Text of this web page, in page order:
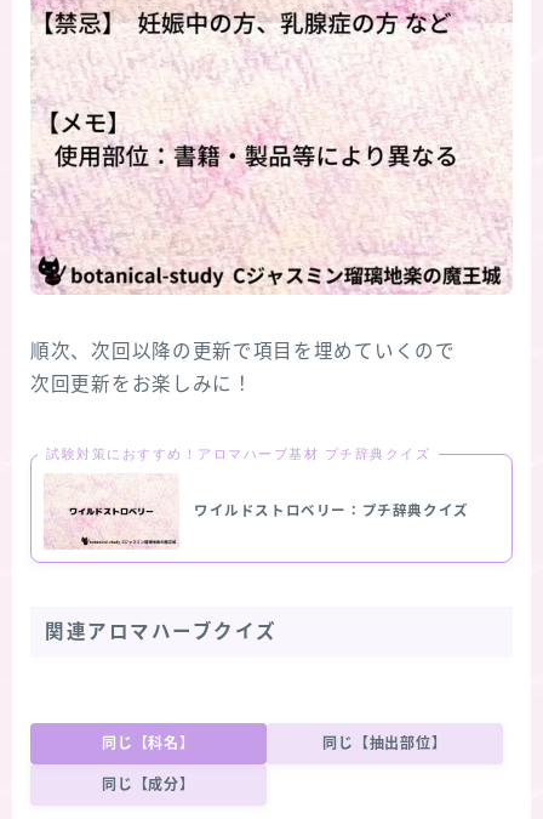
順次、次回以降の更新で項目を埋めていくので
次回更新をお楽しみに！
試験対策におすすめ！アロマハーブ基材 プチ辞典クイズ
ワイルドストロベリー：プチ辞典クイズ
関連アロマハーブクイズ
同じ【科名】 同じ【抽出部位】
同じ【成分】